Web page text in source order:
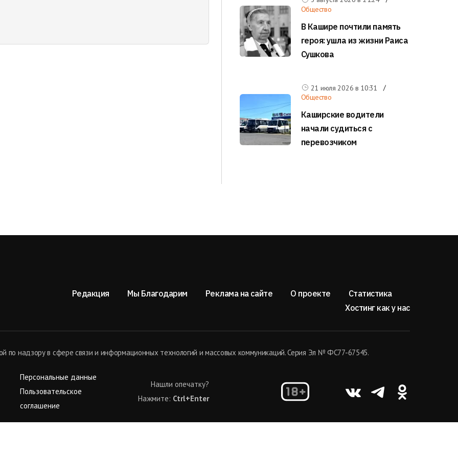
Общество
В Кашире почтили память
героя: ушла из жизни Раиса
Сушкова
21 июля 2026 в 10:31
Общество
Каширские водители
начали судиться с
перевозчиком
Редакция Мы Благодарим Реклама на сайте О проекте
Статистика
Хостинг как у нас
по надзору в сфере связи и информационных технологий и массовых коммуникаций. Серия Эл № ФС77-67545.
Персональные данные
Пользовательское
соглашение
Нашли опечатку?
Нажмите: Ctrl+Enter